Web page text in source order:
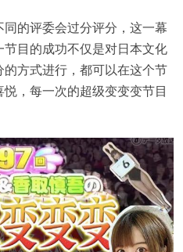
的评委会过分评分，这一幕
目的成功不仅是对日本文化
方式进行，都可以在这个节
，每一次的超级变变变节目